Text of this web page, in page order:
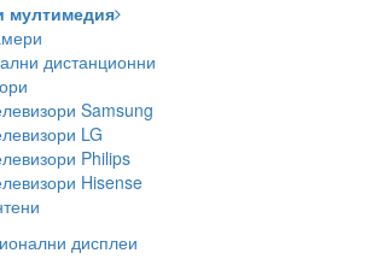
мултимедия
дистанционни
Samsung
LG
Philips
Hisense
дисплеи